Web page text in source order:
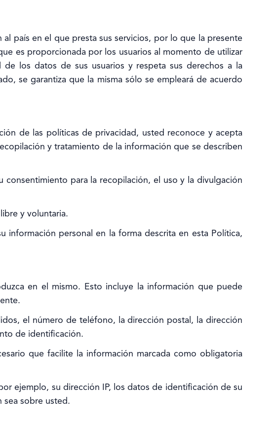
país en el que presta sus servicios, por lo que la presente
es proporcionada por los usuarios al momento de utilizar
los datos de sus usuarios y respeta sus derechos a la
se garantiza que la misma sólo se empleará de acuerdo
de las políticas de privacidad, usted reconoce y acepta
y tratamiento de la información que se describen
para la recopilación, el uso y la divulgación
y voluntaria.
información personal en la forma descrita en esta Política,
en el mismo. Esto incluye la información que puede
el número de teléfono, la dirección postal, la dirección
de identificación.
que facilite la información marcada como obligatoria
ejemplo, su dirección IP, los datos de identificación de su
sea sobre usted.